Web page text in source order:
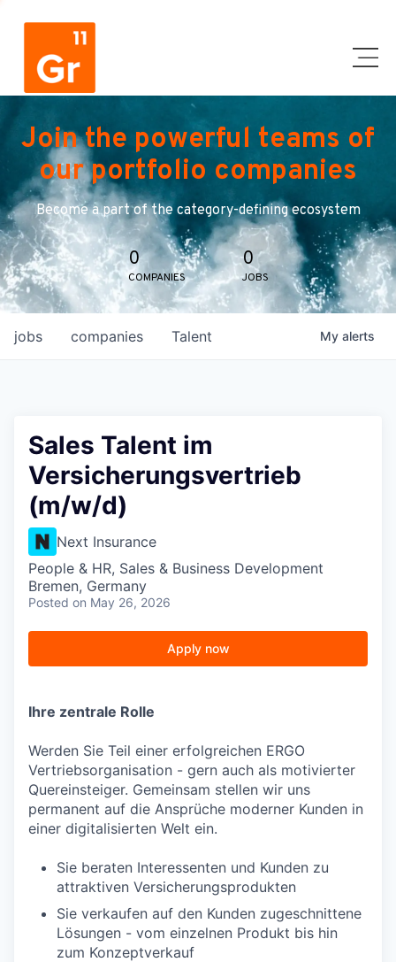
Join the powerful teams of
our portfolio companies
Become a part of the category-defining ecosystem
0
COMPANIES
0
JOBS
jobs companies Talent My alerts
Sales Talent im
Versicherungsvertrieb
(m/w/d)
Next Insurance
People & HR, Sales & Business Development
Bremen, Germany
Posted on May 26, 2026
Apply now
Ihre zentrale Rolle
Werden Sie Teil einer erfolgreichen ERGO
Vertriebsorganisation - gern auch als motivierter
Quereinsteiger. Gemeinsam stellen wir uns
permanent auf die Ansprüche moderner Kunden in
einer digitalisierten Welt ein.
Sie beraten Interessenten und Kunden zu
attraktiven Versicherungsprodukten
Sie verkaufen auf den Kunden zugeschnittene
Lösungen - vom einzelnen Produkt bis hin
zum Konzeptverkauf